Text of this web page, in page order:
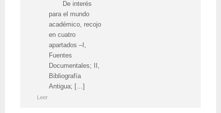
De interés
para el mundo
académico, recojo
en cuatro
apartados –I,
Fuentes
Documentales; II,
Bibliografía
Antigua; […]
Leer